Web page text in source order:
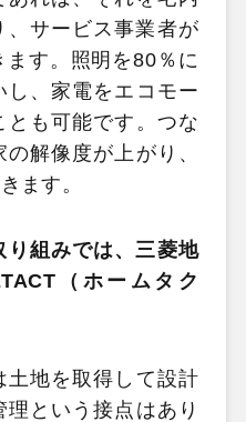
サービス事業者が
す。照明を80％に
し、家電をエコモー
とも可能です。つな
解像度が上がり、
ます。
組みでは、三菱地
（ホームタク
土地を取得して設計
理という接点はあり